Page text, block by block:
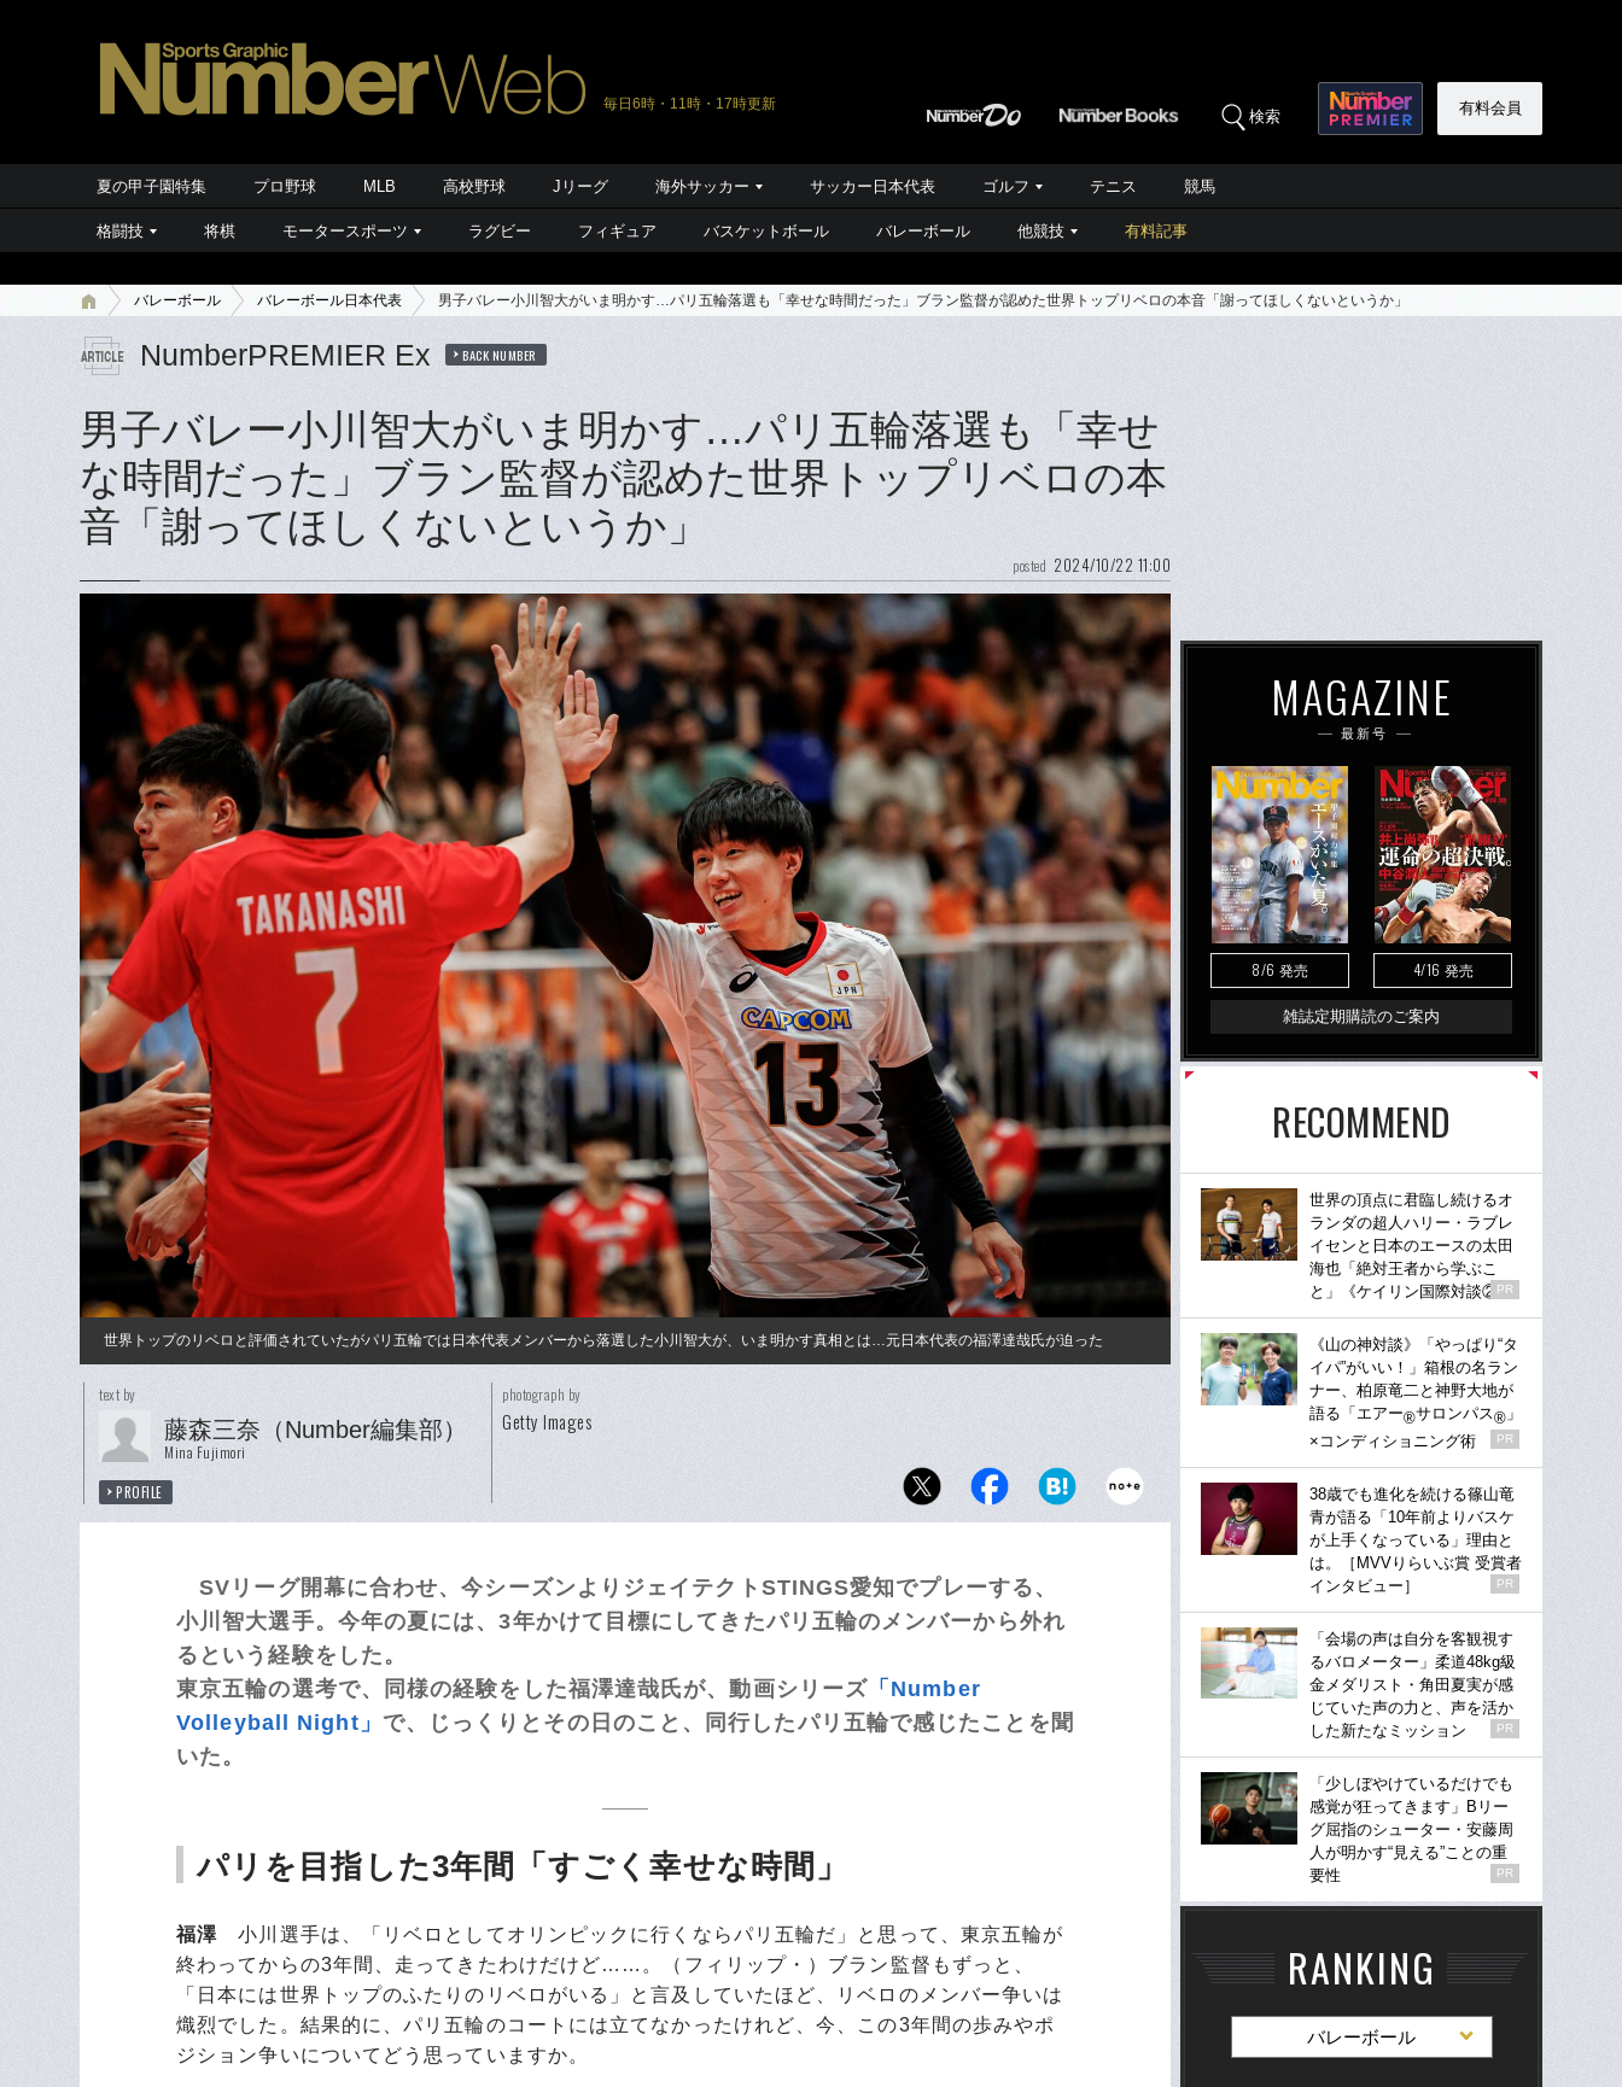
毎日6時・11時・17時更新
検索 有料会員
夏の甲子園特集 プロ野球 MLB 高校野球 Jリーグ 海外サッカー サッカー日本代表 ゴルフ テニス 競馬
格闘技 将棋 モータースポーツ ラグビー フィギュア バスケットボール バレーボール 他競技 有料記事
バレーボール バレーボール日本代表 男子バレー小川智大がいま明かす…パリ五輪落選も「幸せな時間だった」ブラン監督が認めた世界トップリベロの本音「謝ってほしくないというか」
NumberPREMIER Ex BACK NUMBER
男子バレー小川智大がいま明かす…パリ五輪落選も「幸せ
な時間だった」ブラン監督が認めた世界トップリベロの本
音「謝ってほしくないというか」
posted 2024/10/22 11:00
世界トップのリベロと評価されていたがパリ五輪では日本代表メンバーから落選した小川智大が、いま明かす真相とは…元日本代表の福澤達哉氏が迫った
text by
藤森三奈（Number編集部）
Mina Fujimori
PROFILE
photograph by
Getty Images
SVリーグ開幕に合わせ、今シーズンよりジェイテクトSTINGS愛知でプレーする、
小川智大選手。今年の夏には、3年かけて目標にしてきたパリ五輪のメンバーから外れ
るという経験をした。
東京五輪の選考で、同様の経験をした福澤達哉氏が、動画シリーズ 「Number
Volleyball Night」 で、じっくりとその日のこと、同行したパリ五輪で感じたことを聞
いた。
パリを目指した3年間「すごく幸せな時間」
福澤 小川選手は、「リベロとしてオリンピックに行くならパリ五輪だ」と思って、東京五輪が
終わってからの3年間、走ってきたわけだけど……。（フィリップ・）ブラン監督もずっと、
「日本には世界トップのふたりのリベロがいる」と言及していたほど、リベロのメンバー争いは
熾烈でした。結果的に、パリ五輪のコートには立てなかったけれど、今、この3年間の歩みやポ
ジション争いについてどう思っていますか。
MAGAZINE
最新号
8/6 発売 4/16 発売
雑誌定期購読のご案内
RECOMMEND
世界の頂点に君臨し続けるオ
ランダの超人ハリー・ラブレ
イセンと日本のエースの太田
海也「絶対王者から学ぶこ
と」《ケイリン国際対談②》
PR
《山の神対談》「やっぱり“タ
イパ”がいい！」箱根の名ラン
ナー、柏原竜二と神野大地が
語る「エアー®サロンパス® 」
×コンディショニング術
PR
38歳でも進化を続ける篠山竜
青が語る「10年前よりバスケ
が上手くなっている」理由と
は。［MVVりらいぶ賞 受賞者
インタビュー］
PR
「会場の声は自分を客観視す
るバロメーター」柔道48kg級
金メダリスト・角田夏実が感
じていた声の力と、声を活か
した新たなミッション
PR
「少しぼやけているだけでも
感覚が狂ってきます」Bリー
グ屈指のシューター・安藤周
人が明かす“見える”ことの重
要性
PR
RANKING
バレーボール